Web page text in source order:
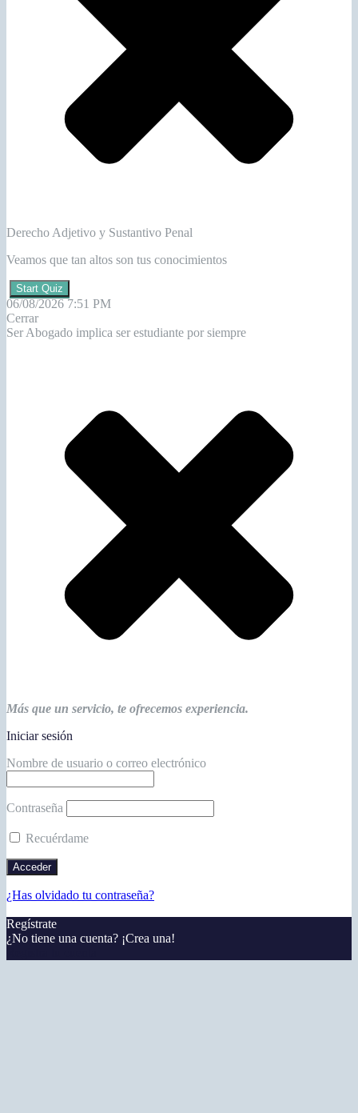
Derecho Adjetivo y Sustantivo Penal
Veamos que tan altos son tus conocimientos
Start Quiz
06/08/2026 7:51 PM
Cerrar
Ser Abogado implica ser estudiante por siempre
Más que un servicio, te ofrecemos experiencia.
Iniciar sesión
Nombre de usuario o correo electrónico
Contraseña
Recuérdame
¿Has olvidado tu contraseña?
Regístrate
¿No tiene una cuenta? ¡Crea una!